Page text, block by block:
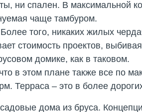
ни спален. В максимальной
чаще тамбуром.
того, никаких жилых
стоимость проектов,
домике, как в таковом.
в этом плане также все по
Терраса – это в более
дома из бруса.